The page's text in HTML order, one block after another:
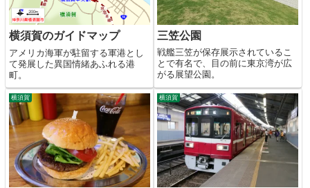
横須賀のガイドマップ
アメリカ海軍が駐留する軍港とし
て発展した異国情緒あふれる港
町。
三笠公園
戦艦三笠が保存展示されているこ
とで有名で、目の前に東京湾が広
がる展望公園。
横須賀 横須賀